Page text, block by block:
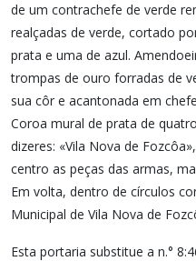
de um contrachefe de verde
realçadas de verde, cortado
prata e uma de azul.
trompas de ouro forradas de
sua côr e acantonada em
Coroa mural de prata de
dizeres: «Vila Nova de
centro as peças das armas,
Em volta, dentro de círculos
Municipal de Vila Nova de
Esta portaria substitue a n.°